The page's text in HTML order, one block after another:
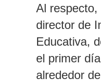
Al respecto,
director de
Educativa,
el primer
alrededor